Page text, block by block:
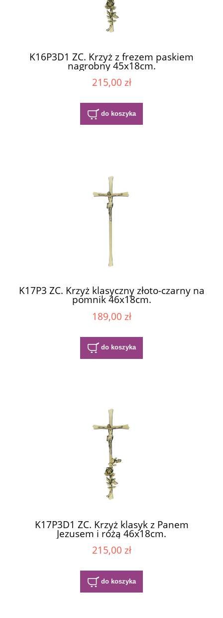
K16P3D1 ZC. Krzyż z frezem paskiem
nagrobny 45x18cm.
215,00 zł
do koszyka
K17P3 ZC. Krzyż klasyczny złoto-czarny na
pomnik 46x18cm.
189,00 zł
do koszyka
K17P3D1 ZC. Krzyż klasyk z Panem
Jezusem i różą 46x18cm.
215,00 zł
do koszyka